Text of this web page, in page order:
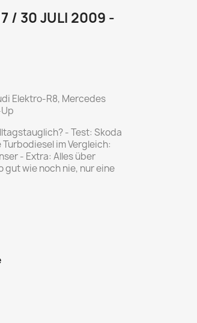
Bild der Erde
MODE
Anna burda
/ 30 JULI 2009 -
Elektro-R8, Mercedes
- Test: Skoda
im Vergleich:
- Extra: Alles über
gut wie noch nie, nur eine